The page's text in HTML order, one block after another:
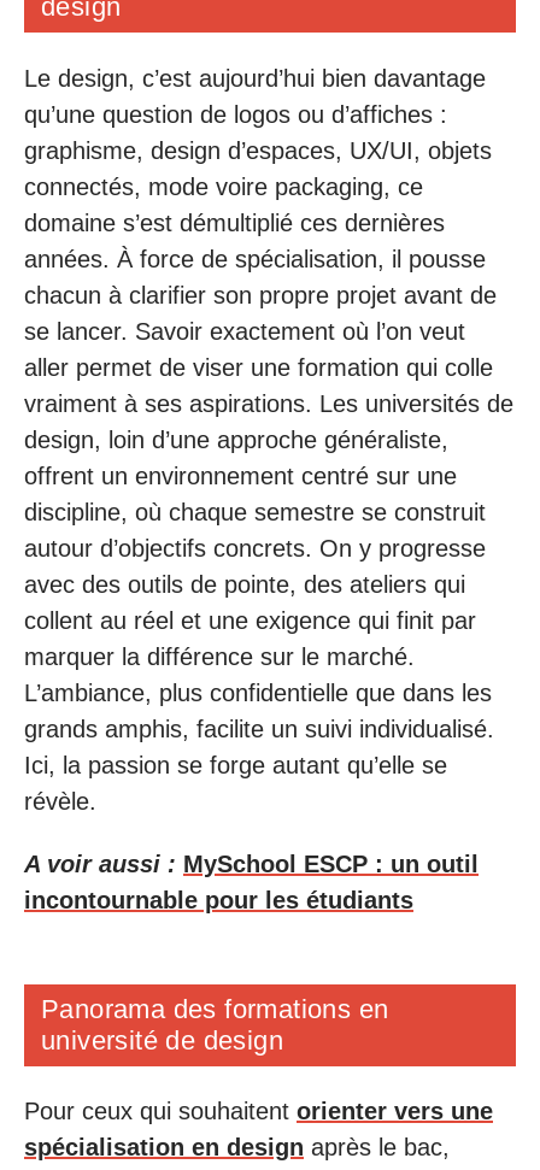
design
Le design, c’est aujourd’hui bien davantage
qu’une question de logos ou d’affiches :
graphisme, design d’espaces, UX/UI, objets
connectés, mode voire packaging, ce
domaine s’est démultiplié ces dernières
années. À force de spécialisation, il pousse
chacun à clarifier son propre projet avant de
se lancer. Savoir exactement où l’on veut
aller permet de viser une formation qui colle
vraiment à ses aspirations. Les universités de
design, loin d’une approche généraliste,
offrent un environnement centré sur une
discipline, où chaque semestre se construit
autour d’objectifs concrets. On y progresse
avec des outils de pointe, des ateliers qui
collent au réel et une exigence qui finit par
marquer la différence sur le marché.
L’ambiance, plus confidentielle que dans les
grands amphis, facilite un suivi individualisé.
Ici, la passion se forge autant qu’elle se
révèle.
A voir aussi : MySchool ESCP : un outil
incontournable pour les étudiants
Panorama des formations en
université de design
Pour ceux qui souhaitent orienter vers une
spécialisation en design après le bac,